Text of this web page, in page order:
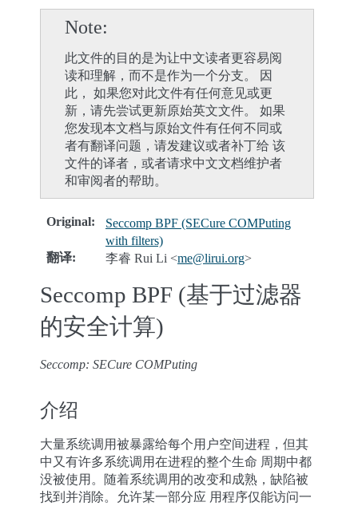
Note
此文件的目的是为让中文读者更容易阅
读和理解，而不是作为一个分支。 因
此， 如果您对此文件有任何意见或更
新，请先尝试更新原始英文文件。 如果
您发现本文档与原始文件有任何不同或
者有翻译问题，请发建议或者补丁给 该
文件的译者，或者请求中文文档维护者
和审阅者的帮助。
Original:
Seccomp BPF (SECure COMPuting
with filters)
翻译: 李睿 Rui Li <me@lirui.org>
Seccomp BPF (基于过滤器
的安全计算)
Seccomp: SECure COMPuting
介绍
大量系统调用被暴露给每个用户空间进程，但其
中又有许多系统调用在进程的整个生命 周期中都
没被使用。随着系统调用的改变和成熟，缺陷被
找到并消除。允许某一部分应 用程序仅能访问一